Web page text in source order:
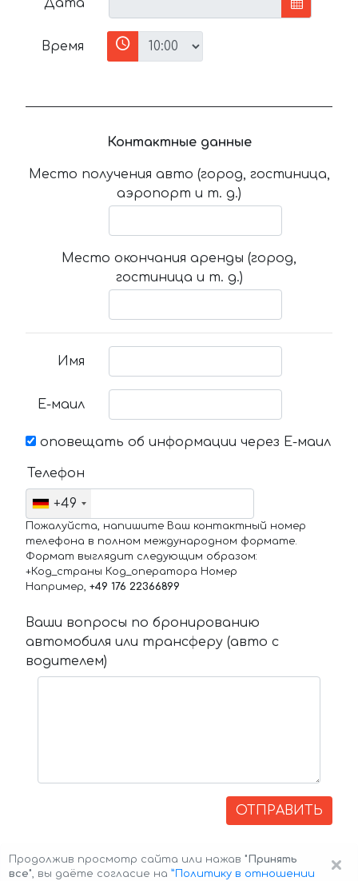
Время
Контактные данные
Место получения авто (город, гостиница,
аэропорт и т. д.)
Место окончания аренды (город,
гостиница и т. д.)
Имя
Е-маил
оповещать об информации через Е-маил
Телефон
+49
Пожалуйста, напишите Ваш контактный номер
телефона в полном международном формате.
Формат выглядит следующим образом:
+Код_страны Код_оператора Номер
Например, +49 176 22366899
Ваши вопросы по бронированию
автомобиля или трансферу (авто с
водителем)
ОТПРАВИТЬ
×
Продолжив просмотр сайта или нажав "Принять
все", вы даёте согласие на ”Политику в отношении